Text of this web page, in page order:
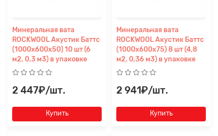
Минеральная вата
ROCKWOOL Акустик Баттс
(1000х600х50) 10 шт (6
м2, 0,3 м3) в упаковке
2 447₽/шт.
Купить
Минеральная вата
ROCKWOOL Акустик Баттс
(1000х600х75) 8 шт (4,8
м2, 0,36 м3) в упаковке
2 941₽/шт.
Купить